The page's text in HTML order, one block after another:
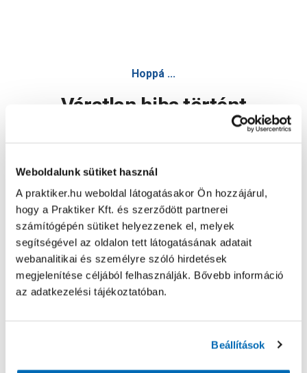
Weboldalunk sütiket használ
A praktiker.hu weboldal látogatásakor Ön hozzájárul,
hogy a Praktiker Kft. és szerződött partnerei
számítógépén sütiket helyezzenek el, melyek
segítségével az oldalon tett látogatásának adatait
webanalitikai és személyre szóló hirdetések
megjelenítése céljából felhasználják. Bővebb információ
az adatkezelési tájékoztatóban.
Beállítások
Hoppá ...
Váratlan hiba történt
Oldal újratöltése